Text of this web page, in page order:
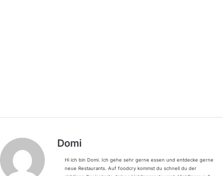
Domi
Hi ich bin Domi. Ich gehe sehr gerne essen und entdecke gerne
neue Restaurants. Auf foodcry kommst du schnell du der